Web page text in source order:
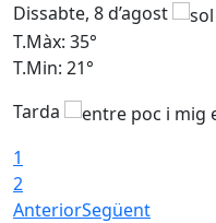
Dissabte, 8 d’agost
T.Màx: 35°
T.Min: 21°
Tarda
1
2
AnteriorSegüent